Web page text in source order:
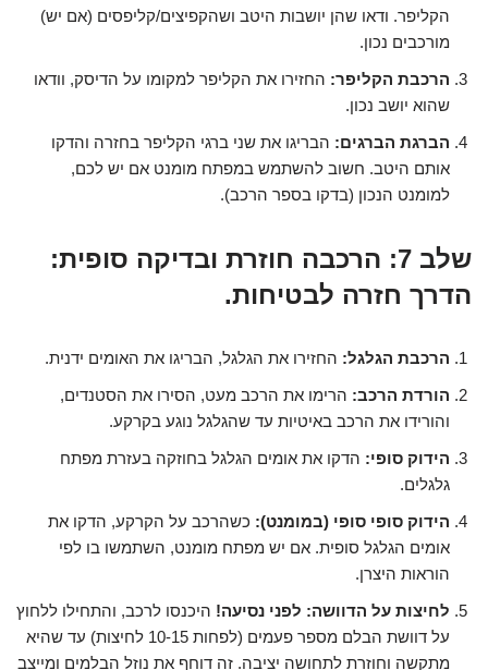
הקליפר. ודאו שהן יושבות היטב ושהקפיצים/קליפסים (אם יש)
מורכבים נכון.
הרכבת הקליפר: החזירו את הקליפר למקומו על הדיסק, וודאו
שהוא יושב נכון.
הברגת הברגים: הבריגו את שני ברגי הקליפר בחזרה והדקו
אותם היטב. חשוב להשתמש במפתח מומנט אם יש לכם,
למומנט הנכון (בדקו בספר הרכב).
שלב 7: הרכבה חוזרת ובדיקה סופית:
הדרך חזרה לבטיחות.
הרכבת הגלגל: החזירו את הגלגל, הבריגו את האומים ידנית.
הורדת הרכב: הרימו את הרכב מעט, הסירו את הסטנדים,
והורידו את הרכב באיטיות עד שהגלגל נוגע בקרקע.
הידוק סופי: הדקו את אומים הגלגל בחוזקה בעזרת מפתח
גלגלים.
הידוק סופי סופי (במומנט): כשהרכב על הקרקע, הדקו את
אומים הגלגל סופית. אם יש מפתח מומנט, השתמשו בו לפי
הוראות היצרן.
לחיצות על הדוושה: לפני נסיעה! היכנסו לרכב, והתחילו ללחוץ
על דוושת הבלם מספר פעמים (לפחות 10-15 לחיצות) עד שהיא
מתקשה וחוזרת לתחושה יציבה. זה דוחף את נוזל הבלמים ומייצב